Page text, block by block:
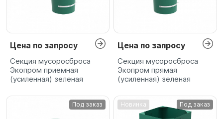
Цена по запросу
Секция мусоросброса
Экопром приемная
(усиленная) зеленая
Цена по запросу
Секция мусоросброса
Экопром прямая
(усиленная) зеленая
Под заказ Новинка Под заказ